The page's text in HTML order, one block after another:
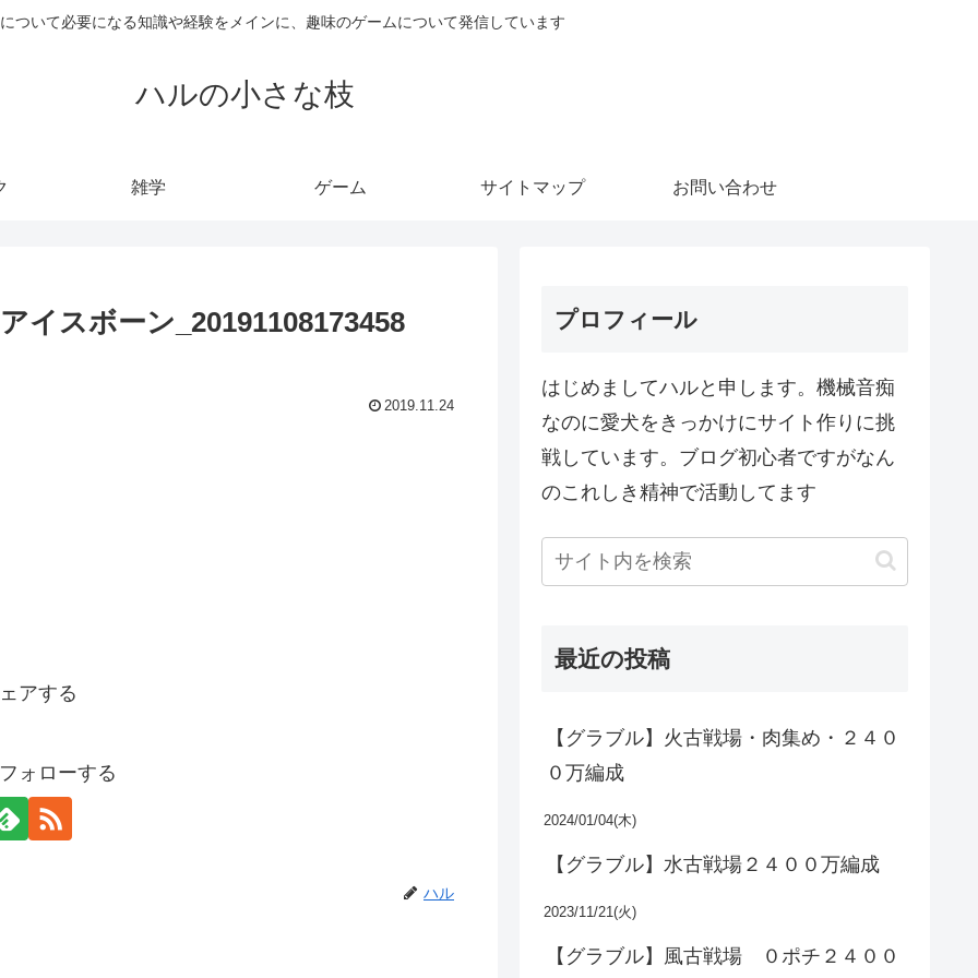
ついて必要になる知識や経験をメインに、趣味のゲームについて発信しています
ハルの小さな枝
雑学 ゲーム サイトマップ お問い合わせ
イスボーン_20191108173458
2019.11.24
アする
ォローする
ハル
プロフィール
はじめましてハルと申します。機械音痴
なのに愛犬をきっかけにサイト作りに挑
戦しています。ブログ初心者ですがなん
のこれしき精神で活動してます
最近の投稿
【グラブル】火古戦場・肉集め・２４０
０万編成
2024/01/04(木)
【グラブル】水古戦場２４００万編成
2023/11/21(火)
【グラブル】風古戦場 ０ポチ２４００